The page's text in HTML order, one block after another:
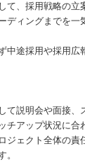
て、採用戦略の立
ディングまでを一
中途採用や採用広
て説明会や面接、
チアップ状況に合
ジェクト全体の責
。